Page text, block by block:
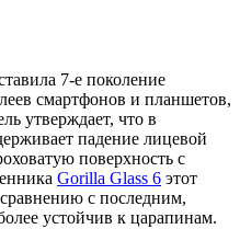
7-е поколение
смартфонов и планшетов,
утверждает, что в
падение лицевой
поверхность с
Gorilla Glass 6 этот
с последним,
устойчив к царапинам.